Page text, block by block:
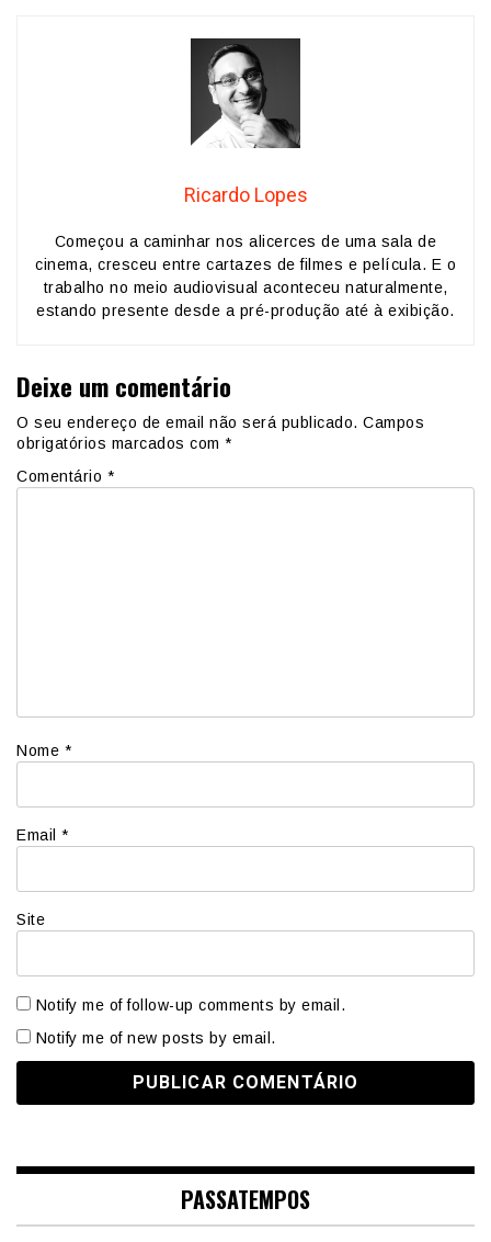
Ricardo Lopes
Começou a caminhar nos alicerces de uma sala de
cinema, cresceu entre cartazes de filmes e película. E o
trabalho no meio audiovisual aconteceu naturalmente,
estando presente desde a pré-produção até à exibição.
Deixe um comentário
O seu endereço de email não será publicado. Campos
obrigatórios marcados com *
Comentário *
Nome *
Email *
Site
Notify me of follow-up comments by email.
Notify me of new posts by email.
PASSATEMPOS